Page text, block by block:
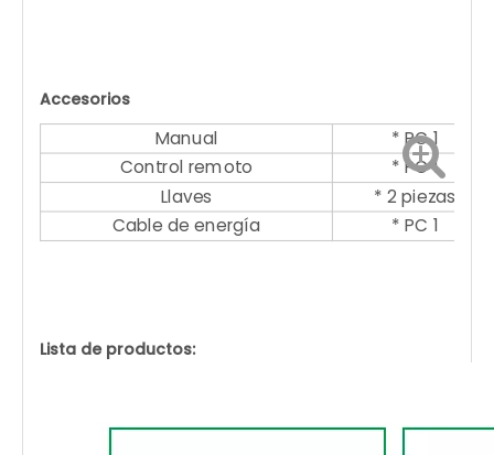
Accesorios
Manual
* PC 1
Control remoto
* PC 1
Llaves
* 2 piezas
Cable de energía
* PC 1
Lista de productos: